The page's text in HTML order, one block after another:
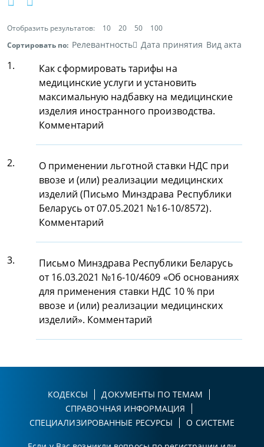
Отобразить результатов: 10 20 50
100
Сортировать по: Релевантность Дата принятия Вид акта
1.
Как сформировать тарифы на
медицинские услуги и установить
максимальную надбавку на медицинские
изделия иностранного производства.
Комментарий
2.
О применении льготной ставки НДС при
ввозе и (или) реализации медицинских
изделий (Письмо Минздрава Республики
Беларусь от 07.05.2021 №16-10/8572).
Комментарий
3.
Письмо Минздрава Республики Беларусь
от 16.03.2021 №16-10/4609 «Об основаниях
для применения ставки НДС 10 % при
ввозе и (или) реализации медицинских
изделий». Комментарий
КОДЕКСЫ
ДОКУМЕНТЫ ПО ТЕМАМ
СПРАВОЧНАЯ ИНФОРМАЦИЯ
СПЕЦИАЛИЗИРОВАННЫЕ РЕСУРСЫ
О СИСТЕМЕ